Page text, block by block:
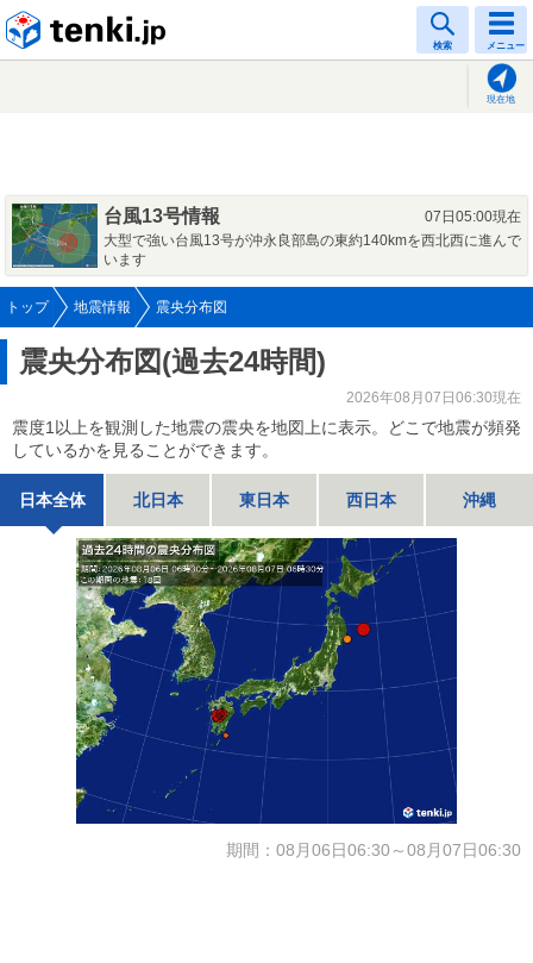
検索 メニュー
現在地
台風13号情報
07日05:00現在
大型で強い台風13号が沖永良部島の東約140kmを西北西に進んで
います
トップ 地震情報 震央分布図
震央分布図(過去24時間)
2026年08月07日06:30現在
震度1以上を観測した地震の震央を地図上に表示。どこで地震が頻発
しているかを見ることができます。
日本全体 北日本 東日本 西日本 沖縄
期間：08月06日06:30～08月07日06:30